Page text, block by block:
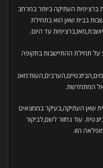
ברציפות העתיקה ביותר במרחב
בבית שאן הוא בתחילת
על תחילת ההתיישבות בתקופה
המתחדשת.
שאן העתיקה,בעיקר בממצאים
עוד נחזור לשם,לביקור
הזו.